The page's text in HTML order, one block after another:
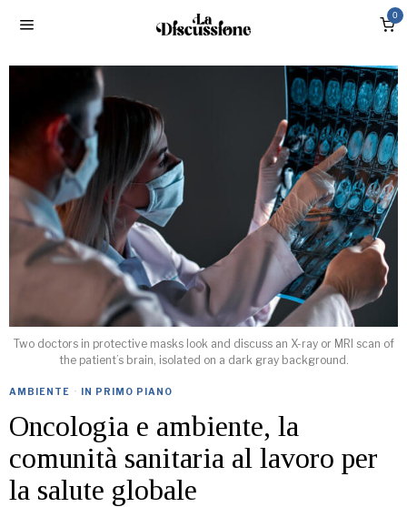
0
Two doctors in protective masks look and discuss an X-ray or MRI scan of
the patient’s brain, isolated on a dark gray background.
AMBIENTE · IN PRIMO PIANO
Oncologia e ambiente, la
comunità sanitaria al lavoro per
la salute globale